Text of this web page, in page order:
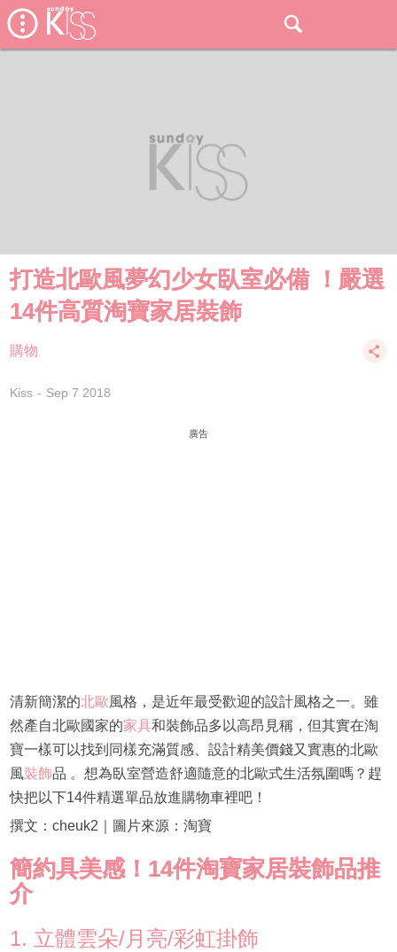
打造北歐風夢幻少女臥室必備 ！嚴選
14件高質淘寶家居裝飾
購物
Kiss Sep 7 2018
廣告
清新簡潔的北歐風格，是近年最受歡迎的設計風格之一。雖
然產自北歐國家的家具和裝飾品多以高昂見稱，但其實在淘
寶一樣可以找到同樣充滿質感、設計精美價錢又實惠的北歐
風裝飾品 。想為臥室營造舒適隨意的北歐式生活氛圍嗎？趕
快把以下14件精選單品放進購物車裡吧！
撰文：cheuk2｜圖片來源：淘寶
簡約具美感！14件淘寶家居裝飾品推
介
1. 立體雲朵/月亮/彩虹掛飾